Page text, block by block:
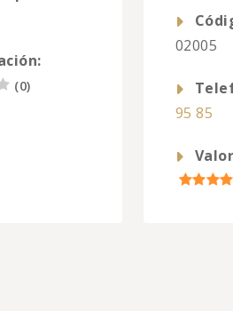
(0)
02005
95 85